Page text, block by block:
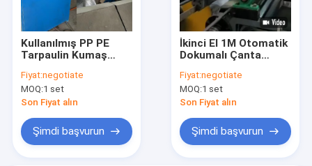
Kullanılmış PP PE
Tarpaulin Kumaş
Laminasyon Makinesi
Plastik Dokumalı
Çanta Kaplama
Fiyat:negotiate
MOQ:1 set
Son Fiyat alın
Şimdi başvurun
İkinci El 1M Otomatik
Dokumalı Çanta
Kullanılmış
Ekstrüzyon
Laminasyon Makinesi
Fiyat:negotiate
MOQ:1 set
Son Fiyat alın
Şimdi başvurun